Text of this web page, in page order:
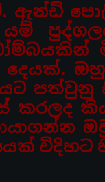
ඇන්ඩි
පත්වුනු
කරලද
විදිහට